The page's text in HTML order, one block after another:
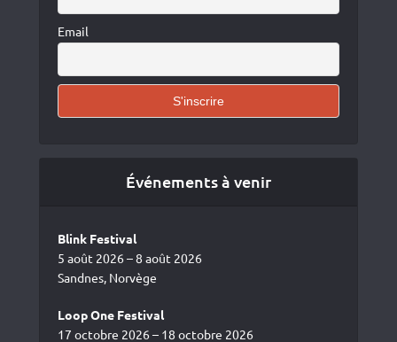
Email
Événements à venir
Blink Festival
5 août 2026 – 8 août 2026
Sandnes, Norvège
Loop One Festival
17 octobre 2026 – 18 octobre 2026